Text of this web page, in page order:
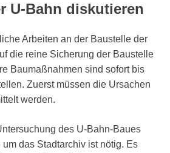
U-Bahn diskutieren
Arbeiten an der Baustelle der
die reine Sicherung der Baustelle
Baumaßnahmen sind sofort bis
Zuerst müssen die Ursachen
werden.
des U-Bahn-Baues
das Stadtarchiv ist nötig. Es